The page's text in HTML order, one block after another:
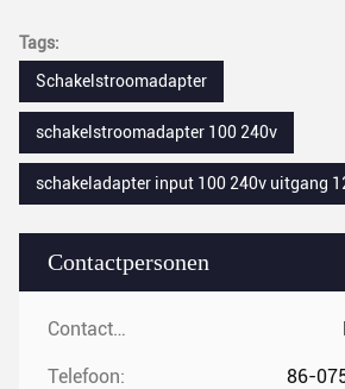
Contactpersonen
Contactpersonen:
Telefoon: 86-
Tags:
Schakelstroomadapter
schakelstroomadapter 100 240v
schakeladapter input 100 240v uitgang